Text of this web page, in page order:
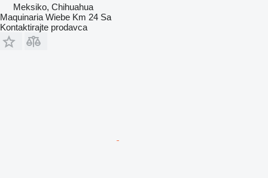
Meksiko, Chihuahua
Maquinaria Wiebe Km 24 Sa
Kontaktirajte prodavca